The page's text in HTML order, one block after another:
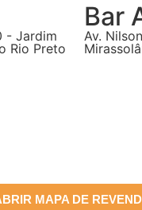
- Jardim
Rio Preto
Bar
Av.
MAPA DE